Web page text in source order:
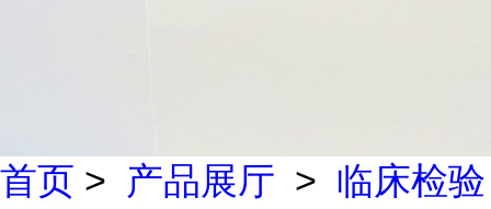
首页 > 产品展厅 > 临床检验